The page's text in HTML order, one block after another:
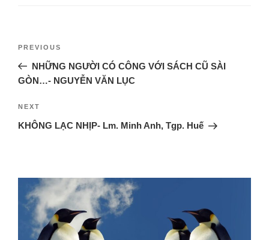
PREVIOUS
NHỮNG NGƯỜI CÓ CÔNG VỚI SÁCH CŨ SÀI
GÒN…- NGUYỄN VĂN LỤC
NEXT
KHÔNG LẠC NHỊP- Lm. Minh Anh, Tgp. Huế